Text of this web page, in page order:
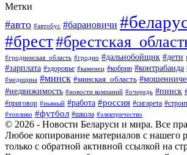
Метки
#авто #автобус #барановичи
#брест
#гродненская_область #гродно #дальнобойщик #дети
#зарплата #здоровье #каменец #кобрин #контрабанда
#медицина #минск #минская_область
#недвижимость #новости компаний #очередь #пинск
#приговор #пьяный #работа #россия #сигарета
#топливо #футбол #школа #электричество
© 2026 - Новости Беларуси и мира. Все
Любое копирование материалов с нашего
только с обратной активной ссылкой на